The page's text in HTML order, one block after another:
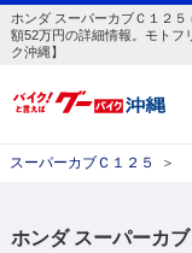
ホンダ スーパーカブＣ１２
額52万円の詳細情報。モト
ク沖縄】
スーパーカブＣ１２５ ＞
ホンダ スーパーカ